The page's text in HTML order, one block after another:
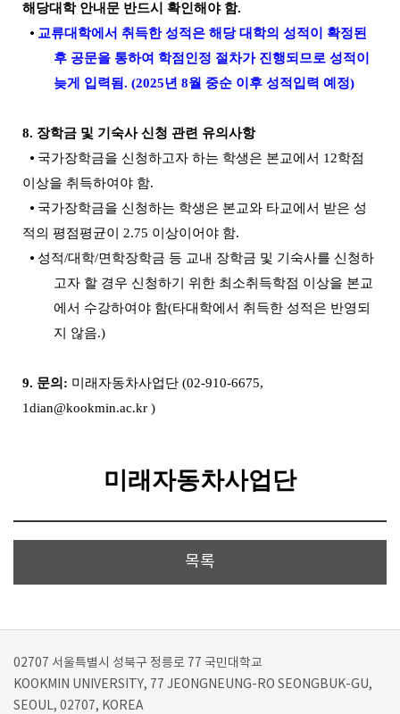
해당대학 안내문 반드시 확인해야 함.
⦁ 교류대학에서 취득한 성적은 해당 대학의 성적이 확정된
후 공문을 통하여 학점인정 절차가 진행되므로 성적이
늦게 입력됨. (2025년 8월 중순 이후 성적입력 예정)
8. 장학금 및 기숙사 신청 관련 유의사항
⦁ 국가장학금을 신청하고자 하는 학생은 본교에서 12학점
이상을 취득하여야 함.
⦁ 국가장학금을 신청하는 학생은 본교와 타교에서 받은 성
적의 평점평균이
2.75 이상이어야 함.
⦁ 성적/대학/면학장학금 등 교내 장학금 및 기숙사를 신청하
고자 할 경우 신청하기 위한 최소취득학점 이상을 본교
에서 수강하여야 함(타대학에서 취득한 성적은 반영되
지 않음.)
9. 문의: 미래자동차사업단 (02-910-6675,
1dian@kookmin.ac.kr )
미래자동차사업단
목록
02707 서울특별시 성북구 정릉로 77 국민대학교
KOOKMIN UNIVERSITY, 77 JEONGNEUNG-RO SEONGBUK-GU,
SEOUL, 02707, KOREA